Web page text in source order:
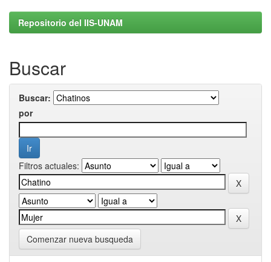
Repositorio del IIS-UNAM
Buscar
Buscar:
por
Filtros actuales:
Comenzar nueva busqueda